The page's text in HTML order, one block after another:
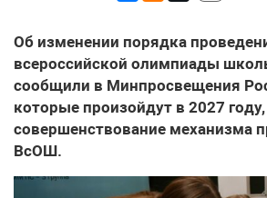
Об изменении порядка
всероссийской олимпиады
сообщили в Минпросвещения
которые произойдут в 2027
совершенствование механизма
ВсОШ.